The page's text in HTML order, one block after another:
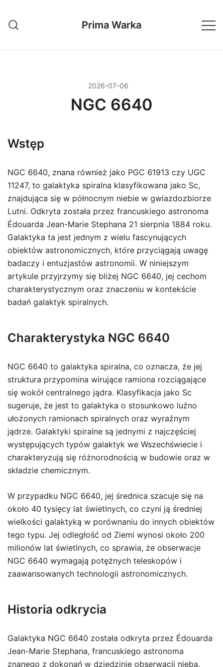
treści
Prima Warka
2026-07-06
NGC 6640
Wstęp
NGC 6640, znana również jako PGC 61913 czy UGC
11247, to galaktyka spiralna klasyfikowana jako Sc,
znajdująca się w północnym niebie w gwiazdozbiorze
Lutni. Odkryta została przez francuskiego astronoma
Édouarda Jean-Marie Stephana 21 sierpnia 1884 roku.
Galaktyka ta jest jednym z wielu fascynujących
obiektów astronomicznych, które przyciągają uwagę
badaczy i entuzjastów astronomii. W niniejszym
artykule przyjrzymy się bliżej NGC 6640, jej cechom
charakterystycznym oraz znaczeniu w kontekście
badań galaktyk spiralnych.
Charakterystyka NGC 6640
NGC 6640 to galaktyka spiralna, co oznacza, że jej
struktura przypomina wirujące ramiona rozciągające
się wokół centralnego jądra. Klasyfikacja jako Sc
sugeruje, że jest to galaktyka o stosunkowo luźno
ułożonych ramionach spiralnych oraz wyraźnym
jądrze. Galaktyki spiralne są jednymi z najczęściej
występujących typów galaktyk we Wszechświecie i
charakteryzują się różnorodnością w budowie oraz w
składzie chemicznym.
W przypadku NGC 6640, jej średnica szacuje się na
około 40 tysięcy lat świetlnych, co czyni ją średniej
wielkości galaktyką w porównaniu do innych obiektów
tego typu. Jej odległość od Ziemi wynosi około 200
milionów lat świetlnych, co sprawia, że obserwacje
NGC 6640 wymagają potężnych teleskopów i
zaawansowanych technologii astronomicznych.
Historia odkrycia
Galaktyka NGC 6640 została odkryta przez Édouarda
Jean-Marie Stephana, francuskiego astronoma
znanego z dokonań w dziedzinie obserwacji nieba.